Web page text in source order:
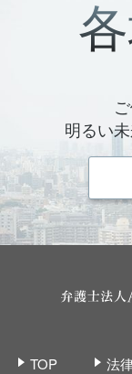
明るい
TOP 法